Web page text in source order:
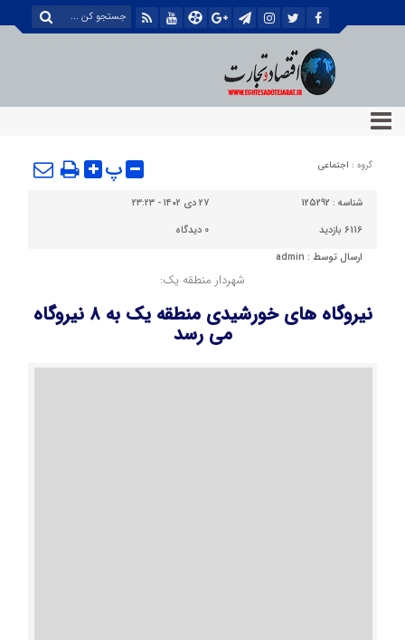
گروه : اجتماعی پ
شناسه : 125292
۲۷ دی ۱۴۰۲ - ۲۳:۲۳
6116 بازدید
0 دیدگاه
ارسال توسط : admin
شهردار منطقه یک:
نیروگاه های خورشیدی منطقه یک به ۸ نیروگاه
می رسد